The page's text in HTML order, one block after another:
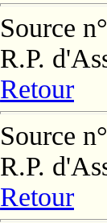
Source
R.P.
Retour
Source
R.P.
Retour